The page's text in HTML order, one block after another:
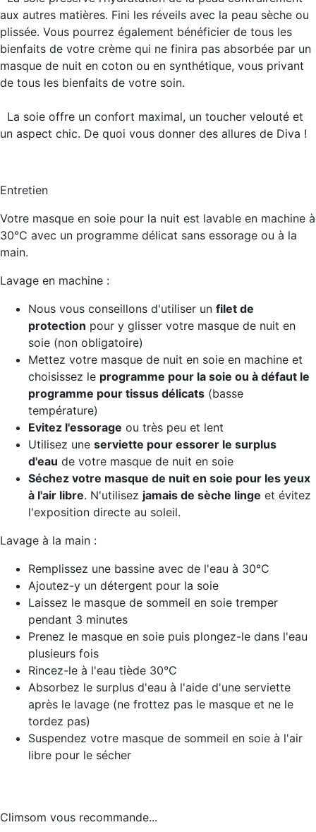
aux autres matières. Fini les réveils avec la peau sèche ou
plissée. Vous pourrez également bénéficier de tous les
bienfaits de votre crème qui ne finira pas absorbée par un
masque de nuit en coton ou en synthétique, vous privant
de tous les bienfaits de votre soin.
La soie offre un confort maximal, un toucher velouté et
un aspect chic. De quoi vous donner des allures de Diva !
Entretien
Votre masque en soie pour la nuit est lavable en machine à
30°C avec un programme délicat sans essorage ou à la
main.
Lavage en machine :
Nous vous conseillons d'utiliser un filet de
protection pour y glisser votre masque de nuit en
soie (non obligatoire)
Mettez votre masque de nuit en soie en machine et
choisissez le programme pour la soie ou à défaut le
programme pour tissus délicats (basse
température)
Evitez l'essorage ou très peu et lent
Utilisez une serviette pour essorer le surplus
d'eau de votre masque de nuit en soie
Séchez votre masque de nuit en soie pour les yeux
à l'air libre. N'utilisez jamais de sèche linge et évitez
l'exposition directe au soleil.
Lavage à la main :
Remplissez une bassine avec de l'eau à 30°C
Ajoutez-y un détergent pour la soie
Laissez le masque de sommeil en soie tremper
pendant 3 minutes
Prenez le masque en soie puis plongez-le dans l'eau
plusieurs fois
Rincez-le à l'eau tiède 30°C
Absorbez le surplus d'eau à l'aide d'une serviette
après le lavage (ne frottez pas le masque et ne le
tordez pas)
Suspendez votre masque de sommeil en soie à l'air
libre pour le sécher
Climsom vous recommande...